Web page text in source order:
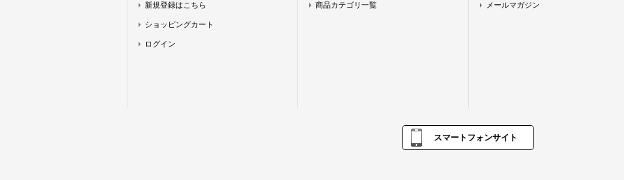
新規登録はこちら
ショッピングカート
ログイン
商品カテゴリ一覧 メールマガジン
スマートフォンサイト